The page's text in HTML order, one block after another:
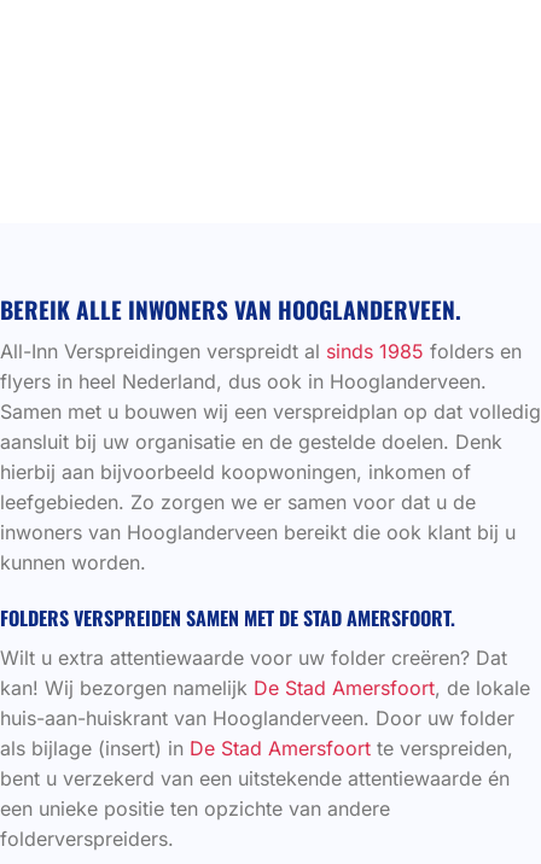
BEREIK ALLE INWONERS VAN HOOGLANDERVEEN.
All-Inn Verspreidingen verspreidt al sinds 1985 folders en
flyers in heel Nederland, dus ook in Hooglanderveen.
Samen met u bouwen wij een verspreidplan op dat volledig
aansluit bij uw organisatie en de gestelde doelen. Denk
hierbij aan bijvoorbeeld koopwoningen, inkomen of
leefgebieden. Zo zorgen we er samen voor dat u de
inwoners van Hooglanderveen bereikt die ook klant bij u
kunnen worden.
FOLDERS VERSPREIDEN SAMEN MET DE STAD AMERSFOORT.
Wilt u extra attentiewaarde voor uw folder creëren? Dat
kan! Wij bezorgen namelijk De Stad Amersfoort, de lokale
huis-aan-huiskrant van Hooglanderveen. Door uw folder
als bijlage (insert) in De Stad Amersfoort te verspreiden,
bent u verzekerd van een uitstekende attentiewaarde én
een unieke positie ten opzichte van andere
folderverspreiders.